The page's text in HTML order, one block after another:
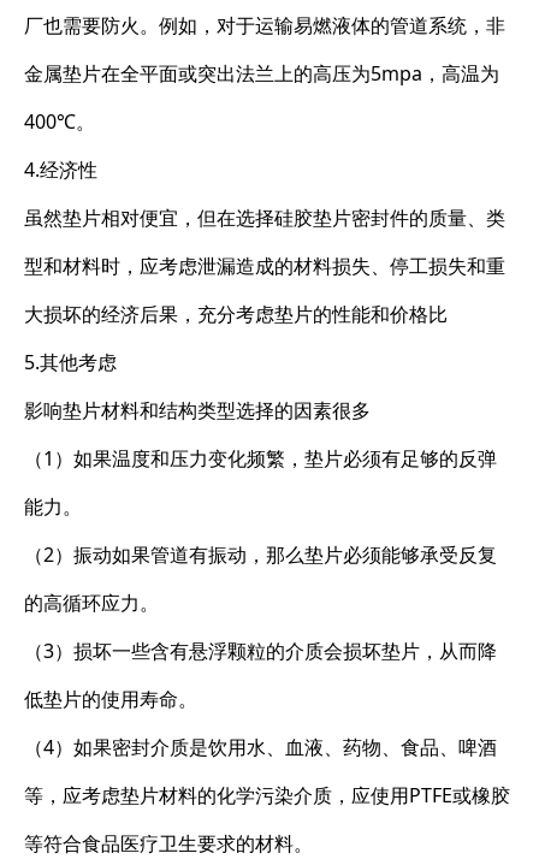
厂也需要防火。例如，对于运输易燃液体的管道系统，非
金属垫片在全平面或突出法兰上的高压为5mpa，高温为
400℃。
4.经济性
虽然垫片相对便宜，但在选择硅胶垫片密封件的质量、类
型和材料时，应考虑泄漏造成的材料损失、停工损失和重
大损坏的经济后果，充分考虑垫片的性能和价格比
5.其他考虑
影响垫片材料和结构类型选择的因素很多
（1）如果温度和压力变化频繁，垫片必须有足够的反弹
能力。
（2）振动如果管道有振动，那么垫片必须能够承受反复
的高循环应力。
（3）损坏一些含有悬浮颗粒的介质会损坏垫片，从而降
低垫片的使用寿命。
（4）如果密封介质是饮用水、血液、药物、食品、啤酒
等，应考虑垫片材料的化学污染介质，应使用PTFE或橡胶
等符合食品医疗卫生要求的材料。